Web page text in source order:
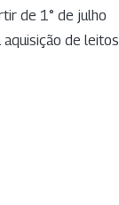
de 1° de julho
de leitos